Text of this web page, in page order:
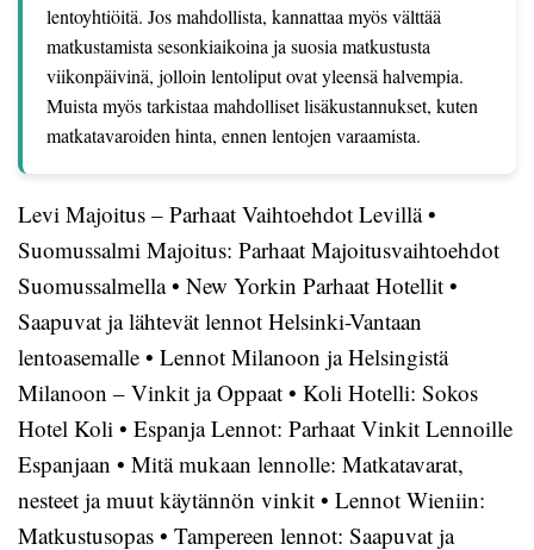
lentoyhtiöitä. Jos mahdollista, kannattaa myös välttää
matkustamista sesonkiaikoina ja suosia matkustusta
viikonpäivinä, jolloin lentoliput ovat yleensä halvempia.
Muista myös tarkistaa mahdolliset lisäkustannukset, kuten
matkatavaroiden hinta, ennen lentojen varaamista.
Levi Majoitus – Parhaat Vaihtoehdot Levillä•
Suomussalmi Majoitus: Parhaat Majoitusvaihtoehdot
Suomussalmella• New Yorkin Parhaat Hotellit •
Saapuvat ja lähtevät lennot Helsinki-Vantaan
lentoasemalle • Lennot Milanoon ja Helsingistä
Milanoon – Vinkit ja Oppaat • Koli Hotelli: Sokos
Hotel Koli • Espanja Lennot: Parhaat Vinkit Lennoille
Espanjaan • Mitä mukaan lennolle: Matkatavarat,
nesteet ja muut käytännön vinkit • Lennot Wieniin:
Matkustusopas • Tampereen lennot: Saapuvat ja